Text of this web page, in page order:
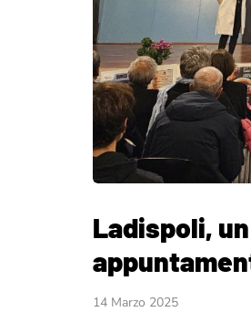
Ladispoli,
14 Marzo 2025